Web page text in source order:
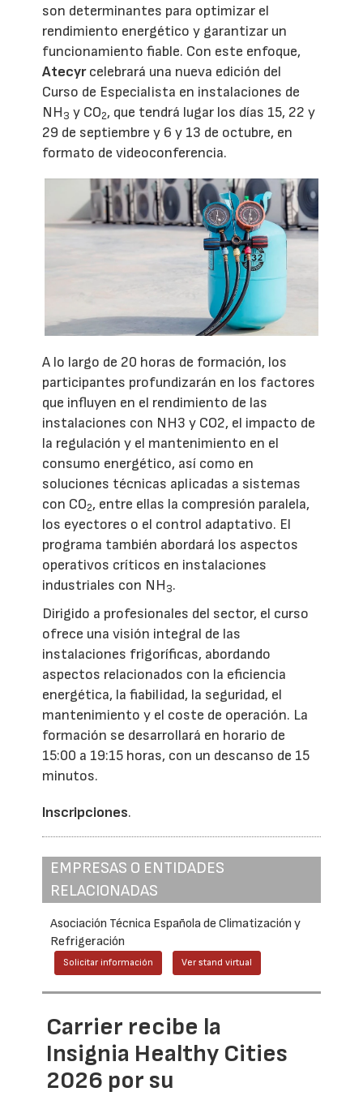
son determinantes para optimizar el
rendimiento energético y garantizar un
funcionamiento fiable. Con este enfoque,
Atecyrcelebrará una nueva edición del
Curso de Especialista en instalaciones de
NH3 y CO2, que tendrá lugar los días 15, 22 y
29 de septiembre y 6 y 13 de octubre, en
formato de videoconferencia.
A lo largo de 20 horas de formación, los
participantes profundizarán en los factores
que influyen en el rendimiento de las
instalaciones con NH3 y CO2, el impacto de
la regulación y el mantenimiento en el
consumo energético, así como en
soluciones técnicas aplicadas a sistemas
con CO2, entre ellas la compresión paralela,
los eyectores o el control adaptativo. El
programa también abordará los aspectos
operativos críticos en instalaciones
industriales con NH3.
Dirigido a profesionales del sector, el curso
ofrece una visión integral de las
instalaciones frigoríficas, abordando
aspectos relacionados con la eficiencia
energética, la fiabilidad, la seguridad, el
mantenimiento y el coste de operación. La
formación se desarrollará en horario de
15:00 a 19:15 horas, con un descanso de 15
minutos.
Inscripciones.
EMPRESAS O ENTIDADES
RELACIONADAS
Asociación Técnica Española de Climatización y
Refrigeración
Solicitar información Ver stand virtual
Carrier recibe la
Insignia Healthy Cities
2026 por su